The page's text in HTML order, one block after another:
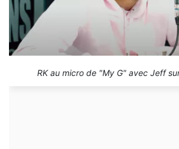
RK au micro de "My G" avec Jeff